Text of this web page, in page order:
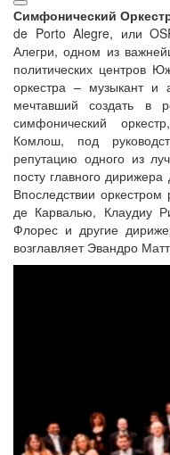
Симфонический
de Porto Alegre, или
Алегри, одном из
политических центров
оркестра – музыкант и
мечтавший создать в
симфонический
Комлош, под
репутацию одного из
посту главного
Впоследствии
де Карвалью, Клаудиу
Флорес и другие
возглавляет Эвандро